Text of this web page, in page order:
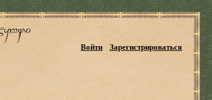
Войти Зарегистрироваться